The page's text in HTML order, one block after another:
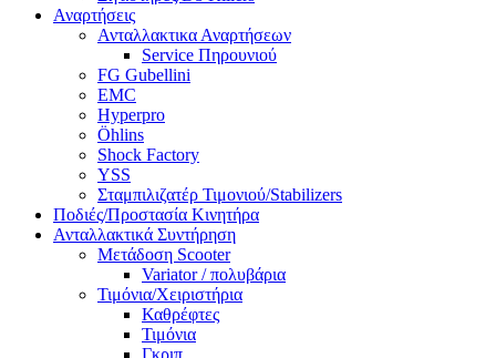
Αναρτήσεις
Ανταλλακτικα Αναρτήσεων
Service Πηρουνιού
FG Gubellini
EMC
Hyperpro
Öhlins
Shock Factory
YSS
Σταμπιλιζατέρ Τιμονιού/Stabilizers
Ποδιές/Προστασία Κινητήρα
Ανταλλακτικά Συντήρηση
Μετάδοση Scooter
Variator / πολυβάρια
Τιμόνια/Χειριστήρια
Καθρέφτες
Τιμόνια
Γκριπ